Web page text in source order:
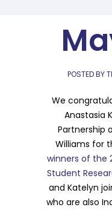
POSTED BY
We
Anastasia
Partnership
Williams for
winners of the
Student
and Katelyn
who are also